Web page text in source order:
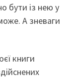
бути із нею у
А зневаги
книги